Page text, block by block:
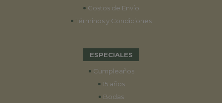
• Costos de Envío
• Términos y Condiciones
ESPECIALES
• Cumpleaños
• 15 años
• Bodas